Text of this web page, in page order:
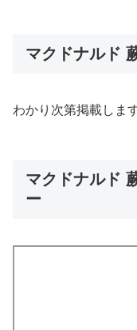
マクドナルド
わかり次第掲載しま
マクドナルド
ー